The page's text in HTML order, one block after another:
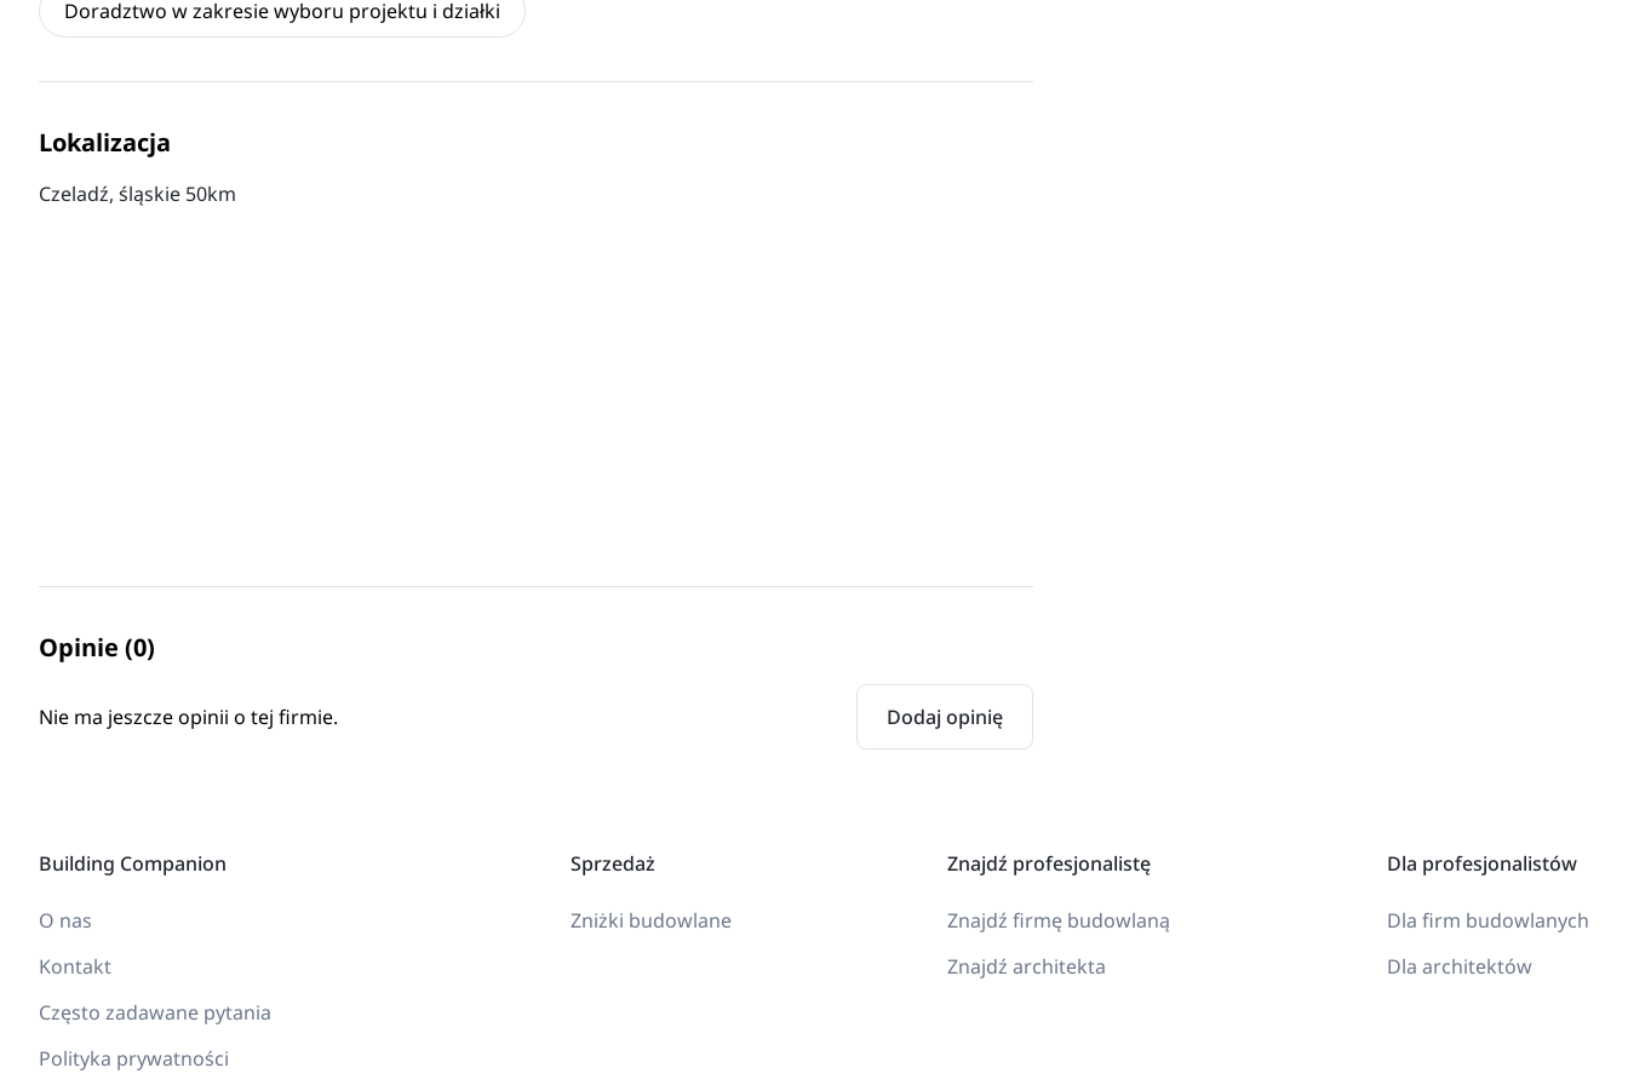
Doradztwo w zakresie wyboru projektu i działki
Lokalizacja
Czeladź, śląskie 50km
Opinie (0)
Nie ma jeszcze opinii o tej firmie. Dodaj opinię
Building Companion
O nas
Kontakt
Często zadawane pytania
Polityka prywatności
Sprzedaż
Zniżki budowlane
Znajdź profesjonalistę
Znajdź firmę budowlaną
Znajdź architekta
Dla profesjonalistów
Dla firm budowlanych
Dla architektów